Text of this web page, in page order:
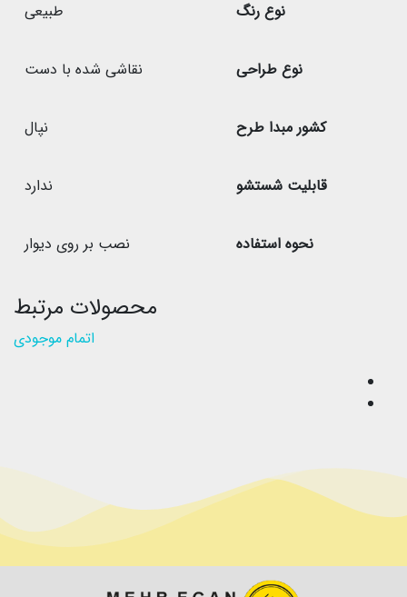
نوع رنگ طبیعی
نوع طراحی نقاشی شده با دست
کشور مبدا طرح نپال
قابلیت شستشو ندارد
نحوه استفاده نصب بر روی دیوار
محصولات مرتبط
اتمام موجودی